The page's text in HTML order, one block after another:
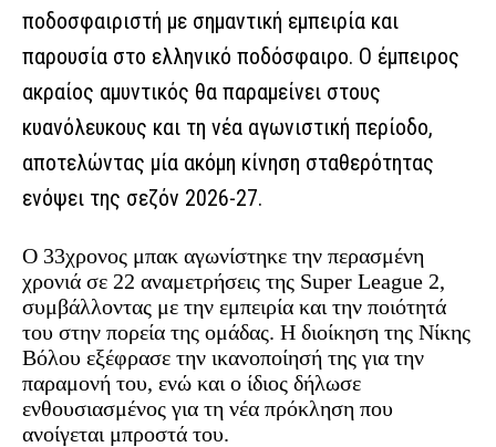
ποδοσφαιριστή με σημαντική εμπειρία και
παρουσία στο ελληνικό ποδόσφαιρο. Ο έμπειρος
ακραίος αμυντικός θα παραμείνει στους
κυανόλευκους και τη νέα αγωνιστική περίοδο,
αποτελώντας μία ακόμη κίνηση σταθερότητας
ενόψει της σεζόν 2026-27.
Ο 33χρονος μπακ αγωνίστηκε την περασμένη
χρονιά σε 22 αναμετρήσεις της Super League 2,
συμβάλλοντας με την εμπειρία και την ποιότητά
του στην πορεία της ομάδας. Η διοίκηση της Νίκης
Βόλου εξέφρασε την ικανοποίησή της για την
παραμονή του, ενώ και ο ίδιος δήλωσε
ενθουσιασμένος για τη νέα πρόκληση που
ανοίγεται μπροστά του.